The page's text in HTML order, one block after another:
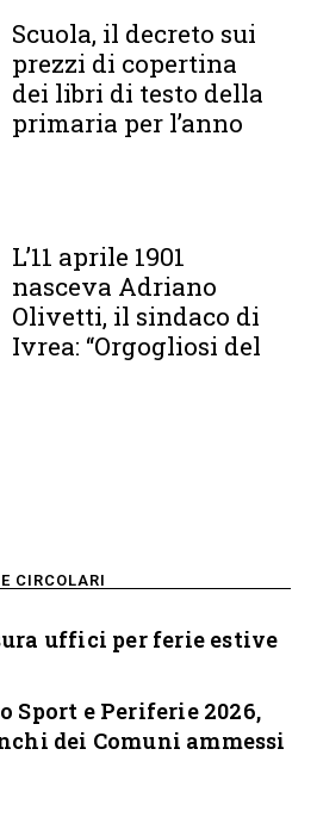
Scuola, il decreto sui
prezzi di copertina
dei libri di testo della
primaria per l’anno
L’11 aprile 1901
nasceva Adriano
Olivetti, il sindaco di
Ivrea: “Orgogliosi del
CIRCOLARI
uffici per ferie estive
Sport e Periferie 2026,
dei Comuni ammessi